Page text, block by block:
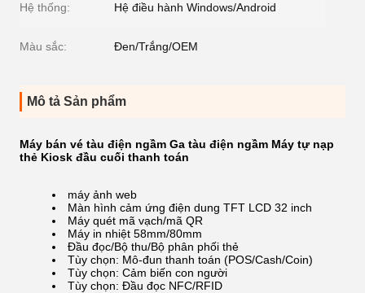
Hệ thống: Hệ điều hành Windows/Android
Màu sắc: Đen/Trắng/OEM
Mô tả Sản phẩm
Máy bán vé tàu điện ngầm Ga tàu điện ngầm Máy tự nạp
thẻ Kiosk đầu cuối thanh toán
máy ảnh web
Màn hình cảm ứng điện dung TFT LCD 32 inch
Máy quét mã vạch/mã QR
Máy in nhiệt 58mm/80mm
Đầu đọc/Bộ thu/Bộ phân phối thẻ
Tùy chọn: Mô-đun thanh toán (POS/Cash/Coin)
Tùy chọn: Cảm biến con người
Tùy chọn: Đầu đọc NFC/RFID